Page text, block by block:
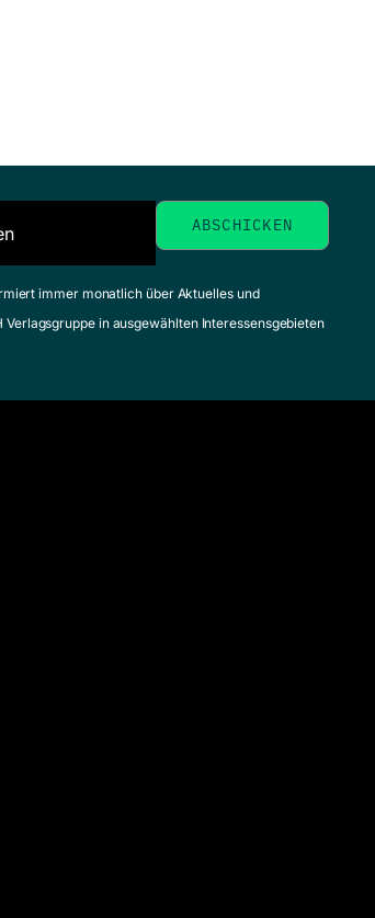
immer monatlich über Aktuelles und
in ausgewählten Interessensgebieten